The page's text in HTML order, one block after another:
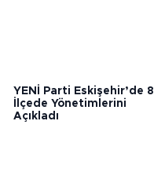
YENİ Parti Eskişehir’de 8
İlçede Yönetimlerini
Açıkladı